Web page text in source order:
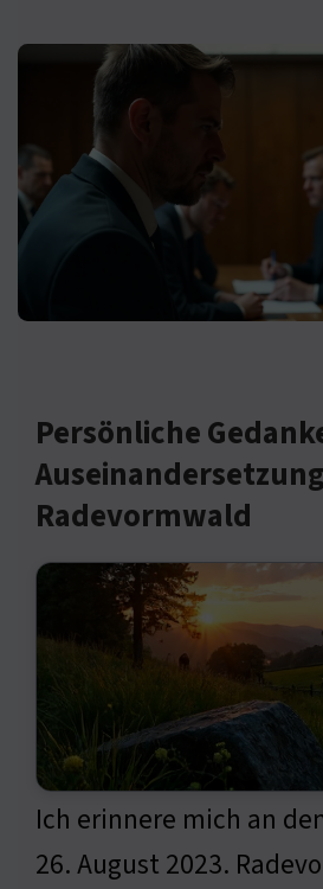
Persönliche
Radevormwald
Ich erinnere mich an
26. August 2023.